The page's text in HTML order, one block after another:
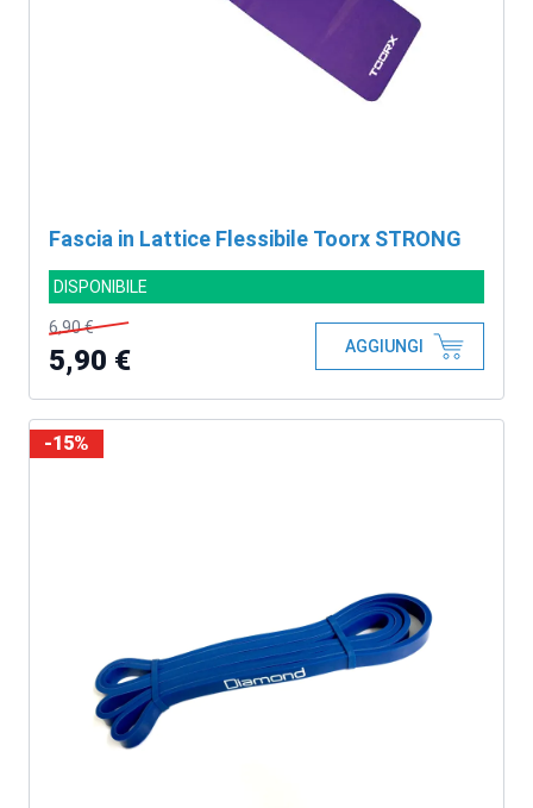
Fascia in Lattice Flessibile Toorx STRONG
DISPONIBILE
6,90 €
5,90 € AGGIUNGI
-15%